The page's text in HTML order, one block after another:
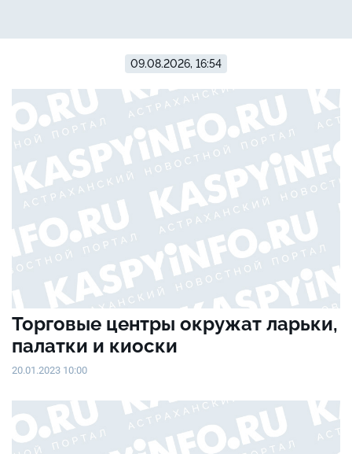
09.08.2026, 16:54
Торговые центры окружат ларьки,
палатки и киоски
20.01.2023 10:00